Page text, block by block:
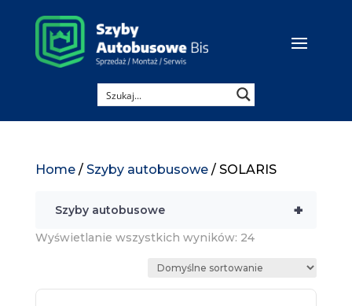
Home/ Szyby autobusowe/ SOLARIS
+
Szyby autobusowe
Wyświetlanie wszystkich wyników: 24